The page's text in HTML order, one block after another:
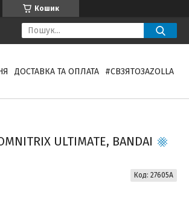
Кошик
ДОСТАВКА ТА ОПЛАТА #СВЗЯТОЗAZOLLA
ULTIMATE, BANDAI
Код: 27605A